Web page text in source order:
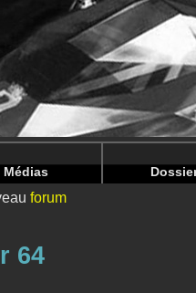
V2.php
DC_LireContenu-V2.php
Médias
forum
64